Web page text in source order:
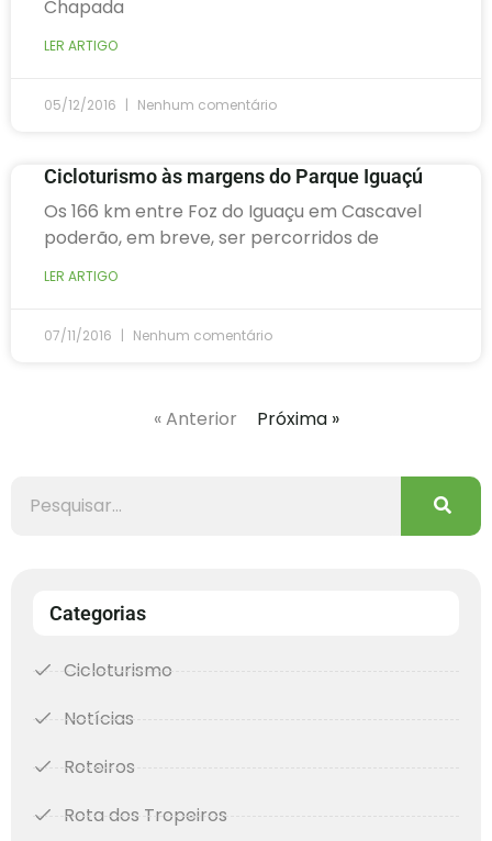
Chapada
LER ARTIGO
05/12/2016 Nenhum comentário
Cicloturismo às margens do Parque Iguaçú
Os 166 km entre Foz do Iguaçu em Cascavel
poderão, em breve, ser percorridos de
LER ARTIGO
07/11/2016 Nenhum comentário
« Anterior Próxima »
Categorias
Cicloturismo
Notícias
Roteiros
Rota dos Tropeiros